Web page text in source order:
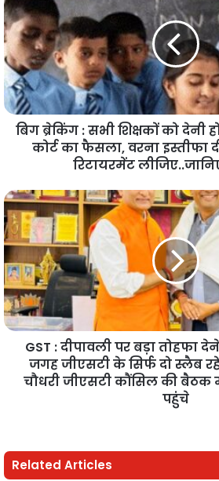
बिग ब्रेकिंग : सभी शिक्षकों को देनी
कोर्ट का फैसला, वरना इस्तीफा
रिटायरमेंट
GST : दीपावली पर बड़ा तोहफा
जगह जीएसटी के सिर्फ दो स्लैब
चौधरी जीएसटी कौंसिल की बैठक
पहुंचे
Related Articles